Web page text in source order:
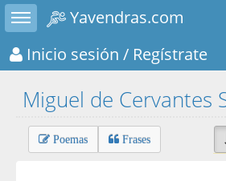
Toggle sidebar
Yavendras.com
Inicio sesión / Regístrate
Miguel de Cervantes
Poemas Frases